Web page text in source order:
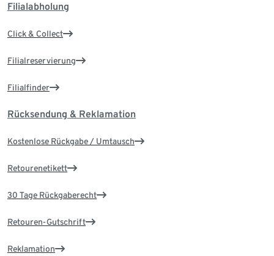
Filialabholung
Click & Collect
Filialreservierung
Filialfinder
Rücksendung & Reklamation
Kostenlose Rückgabe / Umtausch
Retourenetikett
30 Tage Rückgaberecht
Retouren-Gutschrift
Reklamation